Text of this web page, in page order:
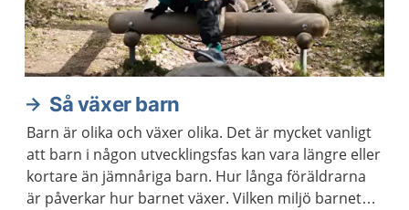
Så växer barn
Barn är olika och växer olika. Det är mycket vanligt
att barn i någon utvecklingsfas kan vara längre eller
kortare än jämnåriga barn. Hur långa föräldrarna
är påverkar hur barnet växer. Vilken miljö barnet